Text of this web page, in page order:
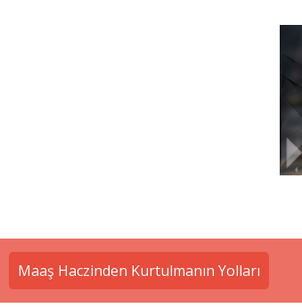
Maaş Haczinden Kurtulmanın Yolları